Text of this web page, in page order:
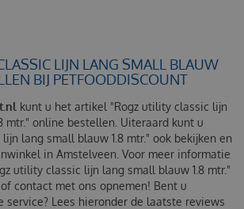
LIJN LANG SMALL BLAUW
BIJ PETFOODDISCOUNT
kunt u het artikel "Rogz utility classic lijn
mtr." online bestellen. Uiteraard kunt u
lang small blauw 1.8 mtr." ook bekijken en
in Amstelveen. Voor meer informatie
utility classic lijn lang small blauw 1.8 mtr."
contact met ons opnemen! Bent u
service? Lees hieronder de laatste reviews